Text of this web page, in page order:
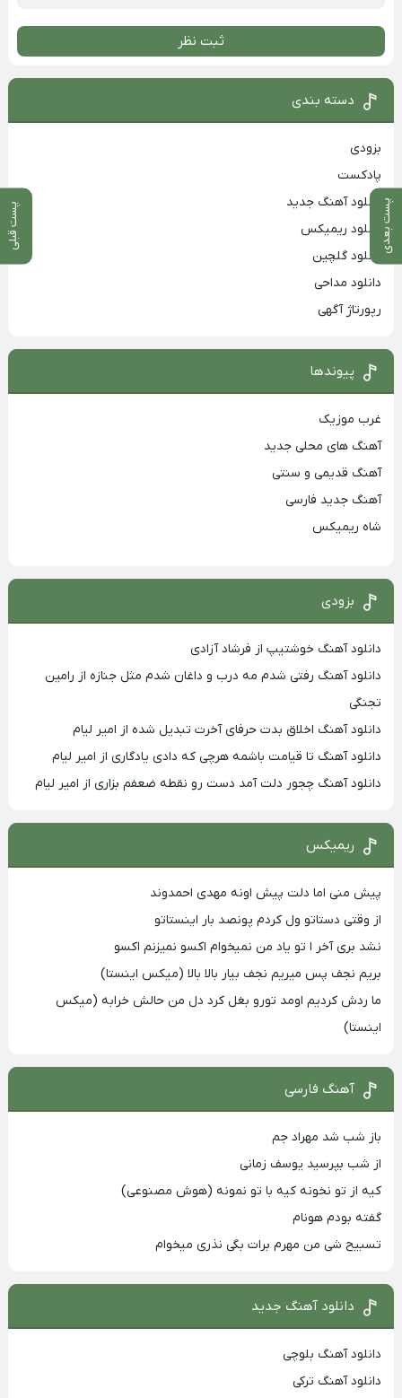
پست بعدی پست قبلی
ثبت نظر
دسته بندی
بزودی
پادکست
دانلود آهنگ جدید
دانلود ریمیکس
دانلود گلچین
دانلود مداحی
رپورتاژ آگهی
پیوندها
غرب موزیک
آهنگ های محلی جدید
آهنگ قدیمی و سنتی
آهنگ جدید فارسی
شاه ریمیکس
بزودی
دانلود آهنگ خوشتیپ از فرشاد آزادی
دانلود آهنگ رفتی شدم مه درب و داغان شدم مثل جنازه از رامین
تجنگی
دانلود آهنگ اخلاق بدت حرفای آخرت تبدیل شده از امیر لیام
دانلود آهنگ تا قیامت باشمه هرچی که دادی یادگاری از امیر لیام
دانلود آهنگ چجور دلت آمد دست رو نقطه ضعفم بزاری از امیر لیام
ریمیکس
پیش منی اما دلت پیش اونه مهدی احمدوند
از وقتی دستاتو ول کردم پونصد بار اینستاتو
نشد بری آخر ا تو یاد من نمیخوام اکسو نمیزنم اکسو
بریم نجف پس میریم نجف بیار بالا بالا (میکس اینستا)
ما ردش کردیم اومد تورو بغل کرد دل من حالش خرابه (میکس
اینستا)
آهنگ فارسی
باز شب شد مهراد جم
از شب بپرسید یوسف زمانی
کیه از تو نخونه کیه با تو نمونه (هوش مصنوعی)
گفته بودم هونام
تسبیح شی من مهرم برات بگی نذری میخوام
دانلود آهنگ جدید
دانلود آهنگ بلوچی
دانلود آهنگ ترکی